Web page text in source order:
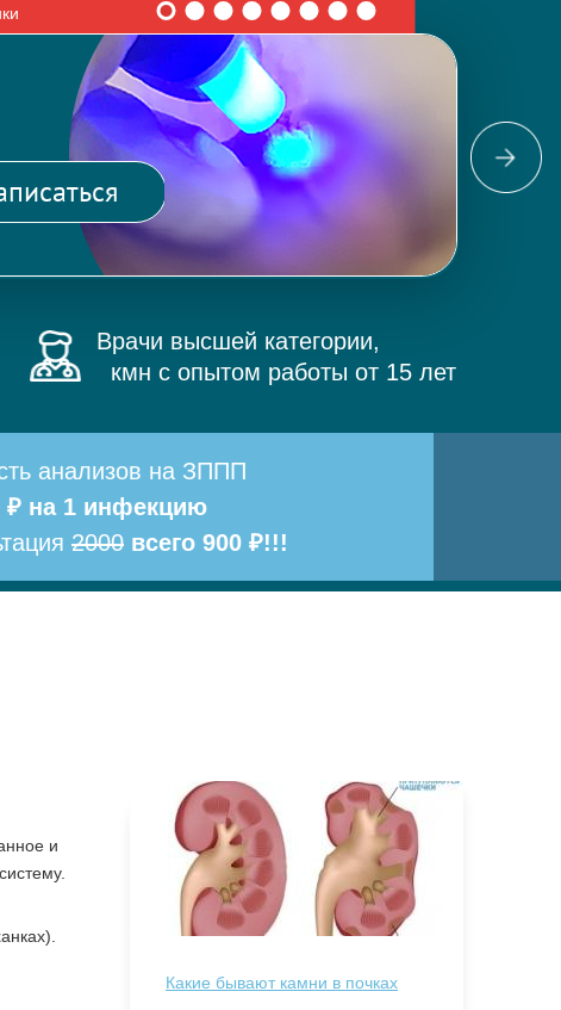
и
Врачи высшей категории,
кмн с опытом работы от 15 лет
анализов на ЗППП
₽ на 1 инфекцию
2000 всего 900 ₽!!!
и
Какие бывают камни в почках